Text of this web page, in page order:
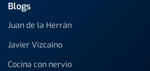
Blogs
Juan de la Herrán
Javier Vizcaino
Cocina con nervio